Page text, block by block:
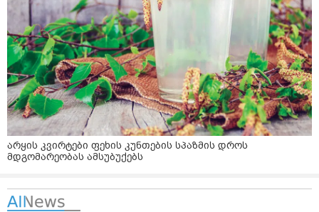
არყის კვირტები ფეხის კუნთების სპაზმის დროს
მდგომარეობას ამსუბუქებს